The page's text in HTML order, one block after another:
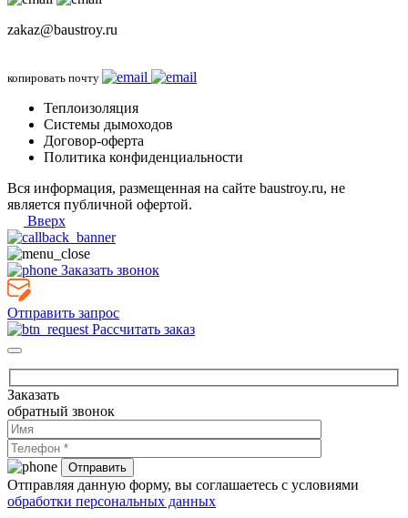
zakaz@baustroy.ru
копировать почту
Теплоизоляция
Системы дымоходов
Договор-оферта
Политика конфиденциальности
Вся информация, размещенная на сайте baustroy.ru, не
является публичной офертой.
Вверх
Заказать звонок
Отправить запрос
Рассчитать заказ
Заказать
обратный звонок
Отправляя данную форму, вы соглашаетесь с условиями
обработки персональных данных